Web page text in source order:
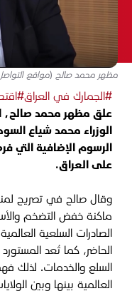
مظهر محمد صالح (مواقع
#الجمارك في العراق
علق مظهر محمد صالح،
الرسوم الإضافية التي
على العراق.
وقال صالح في تصريح
ماكنة خفض التضخم
الصادرات السلعية
الحاضر، كما تُعد
السلع والخدمات. لذلك
العالمية بينها وبين